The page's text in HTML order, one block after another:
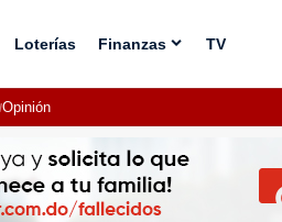
Loterías Finanzas TV
Opinión